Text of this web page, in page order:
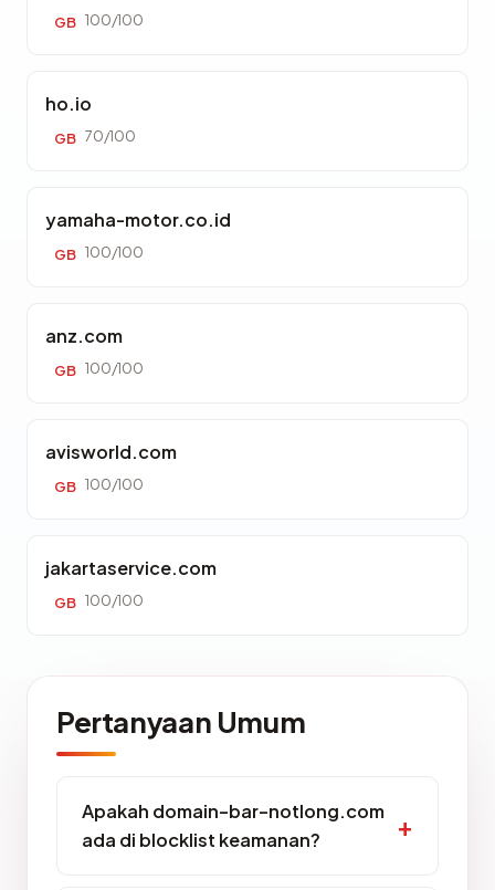
GB 100/100
ho.io
GB 70/100
yamaha-motor.co.id
GB 100/100
anz.com
GB 100/100
avisworld.com
GB 100/100
jakartaservice.com
GB 100/100
Pertanyaan Umum
Apakah domain-bar-notlong.com
ada di blocklist keamanan?